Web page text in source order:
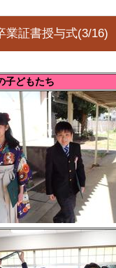
業証書授与式(3/16)
子どもたち